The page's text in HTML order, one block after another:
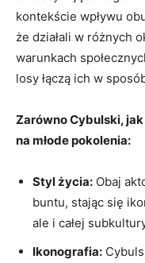
kontekście wpływu
że działali w różnych
warunkach
losy łączą ich w
Zarówno Cybulski,
na młode pokolenia:
Styl życia: Obaj
buntu, stając się
ale i całej
Ikonografia: